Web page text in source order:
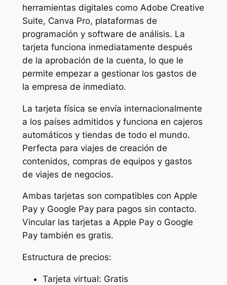
herramientas digitales como Adobe Creative
Suite, Canva Pro, plataformas de
programación y software de análisis. La
tarjeta funciona inmediatamente después
de la aprobación de la cuenta, lo que le
permite empezar a gestionar los gastos de
la empresa de inmediato.
La tarjeta física se envía internacionalmente
a los países admitidos y funciona en cajeros
automáticos y tiendas de todo el mundo.
Perfecta para viajes de creación de
contenidos, compras de equipos y gastos
de viajes de negocios.
Ambas tarjetas son compatibles con Apple
Pay y Google Pay para pagos sin contacto.
Vincular las tarjetas a Apple Pay o Google
Pay también es gratis.
Estructura de precios:
Tarjeta virtual: Gratis